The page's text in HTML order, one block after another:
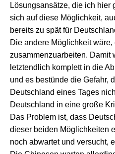
Lösungsansätze, die ich hier
sich auf diese Möglichkeit,
bereits zu spät für
Die andere Möglichkeit wäre,
zusammenzuarbeiten. Damit
letztendlich komplett in die
und es bestünde die Gefahr,
Deutschland eines Tages
Deutschland in eine große
Das Problem ist, dass
dieser beiden Möglichkeiten
noch abwartet und versucht,